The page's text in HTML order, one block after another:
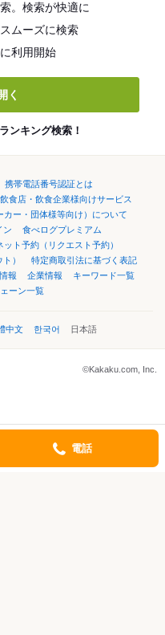
。検索が快適に
ムーズに検索
利用開始
く
ンキング検索！
携帯電話番号認証とは
飲食店・飲食企業様向けサービス
カー・団体様等向け）について
ン
食べログプレミアム
ット予約（リクエスト予約）
）
特定商取引法に基づく表記
報 企業情報
キーワード一覧
ーン一覧
中文 한국어 日本語
©Kakaku.com, Inc.
電話